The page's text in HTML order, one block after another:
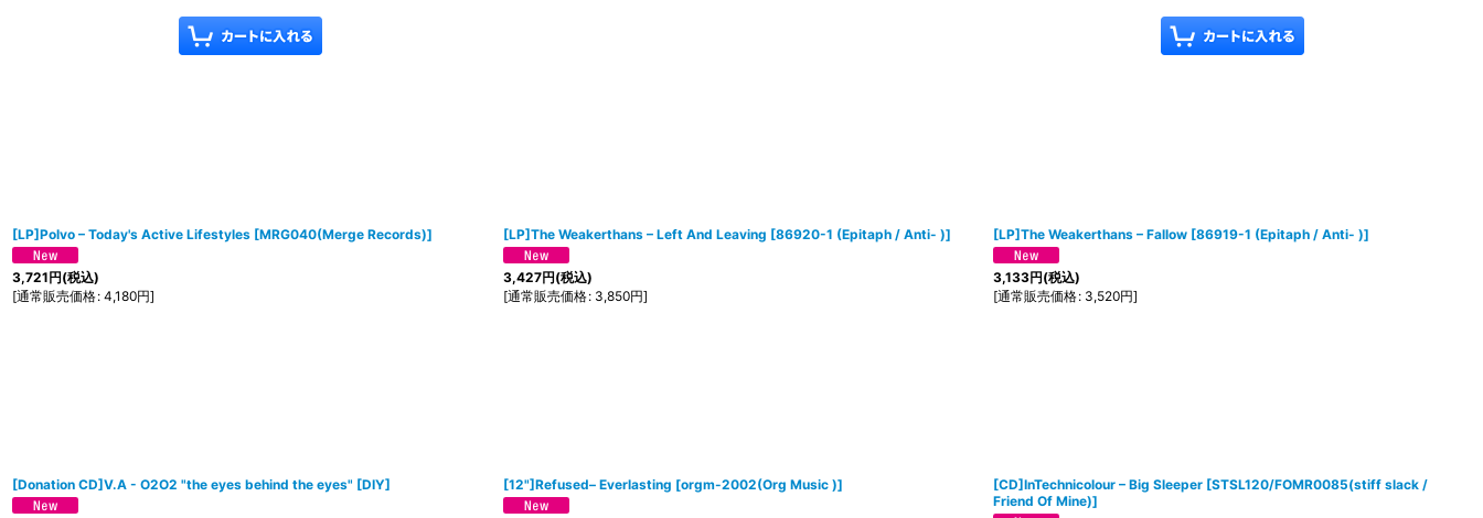
[LP]Polvo ‎– Today's Active Lifestyles [MRG040(Merge Records)]
3,721円(税込)
[通常販売価格: 4,180円]
[LP]The Weakerthans ‎– Left And Leaving [‎86920-1 (Epitaph / Anti- )]
3,427円(税込)
[通常販売価格: 3,850円]
[LP]The Weakerthans ‎– Fallow [‎86919-1 (Epitaph / Anti- )]
3,133円(税込)
[通常販売価格: 3,520円]
[Donation CD]V.A - O2O2 "the eyes behind the eyes" [DIY] [12"]Refused‎– Everlasting [orgm-2002(Org Music )] [CD]InTechnicolour ‎– Big Sleeper [STSL120/FOMR0085(stiff slack /
Friend Of Mine)]